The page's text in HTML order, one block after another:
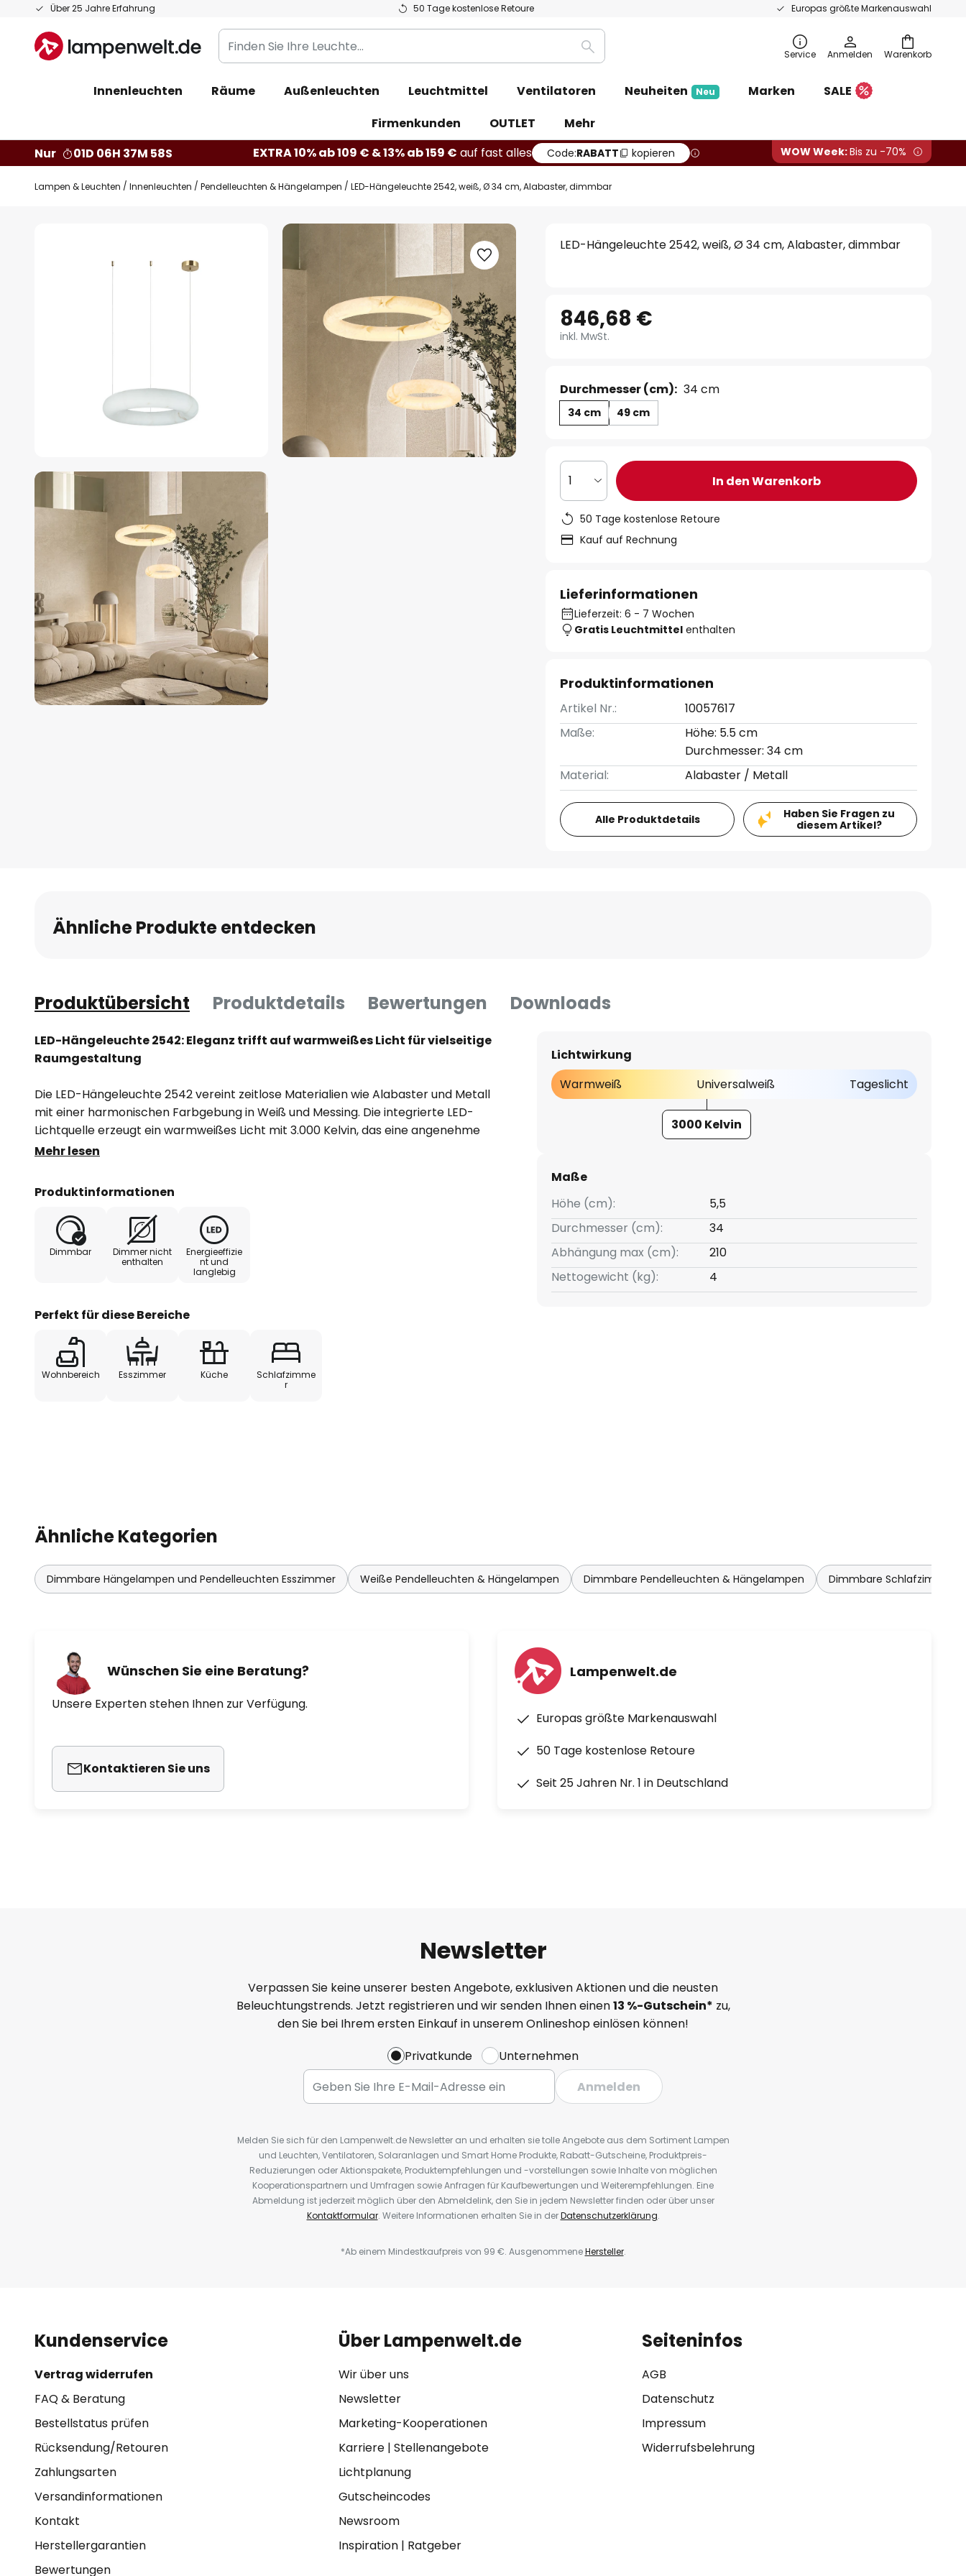
Über 25 Jahre Erfahrung 50 Tage kostenlose Retoure Europas größte Markenauswahl
Zum
springen
Warenkorb
Finden
Sie
Leuchte...
Suche Service Anmelden
Innenleuchten Räume Außenleuchten Leuchtmittel Ventilatoren Neuheiten Neu Marken
SALE
Firmenkunden
OUTLET
Mehr
Nur
01D 06H 37M 57S EXTRA 10% ab 109 € & 13% ab 159 € auf fast alles Code:RABATT kopieren WOW Week:Bis zu -70%
Lampen & Leuchten Innenleuchten Pendelleuchten & Hängelampen LED-Hängeleuchte 2542, weiß, Ø 34 cm, Alabaster, dimmbar
LED-Hängeleuchte 2542, weiß, Ø 34 cm, Alabaster, dimmbar
846,68 €
inkl. MwSt.
Durchmesser (cm): 34 cm
34 cm 49 cm
1 In den Warenkorb
50 Tage kostenlose Retoure
Kauf auf Rechnung
Lieferinformationen
Lieferzeit: 6 - 7 Wochen
Gratis Leuchtmittel enthalten
Produktinformationen
Artikel Nr.:
10057617
Maße:
Höhe: 5.5 cm
Durchmesser: 34 cm
Material:
Alabaster / Metall
Alle Produktdetails
Haben Sie Fragen zu
diesem Artikel?
Ähnliche Produkte entdecken
Produktübersicht Produktdetails Bewertungen Downloads
LED-Hängeleuchte 2542: Eleganz trifft auf warmweißes Licht für vielseitige
Raumgestaltung
Die LED-Hängeleuchte 2542 vereint zeitlose Materialien wie Alabaster und Metall
mit einer harmonischen Farbgebung in Weiß und Messing. Die integrierte LED-
Lichtquelle erzeugt ein warmweißes Licht mit 3.000 Kelvin, das eine angenehme
Atmosphäre schafft. Dank einer exzellenten Farbwiedergabe von 90 Ra werden
Wohnräume wie Wohnzimmer, Esszimmer, Küche oder Schlafzimmer geeignet und
Die dimmbare Funktionalität, die über einen externen Dimmer gesteuert werden
kann, ermöglicht eine flexible Anpassung der Lichtintensität an verschiedene
Bedürfnisse. Ob für entspannte Abende oder produktive Momente – die LED-
stilvollem Design.
Mehr lesen
Produktinformationen
Dimmbar
Dimmer nicht
enthalten
Energieeffizie
nt und
langlebig
Perfekt für diese Bereiche
Wohnbereich Esszimmer Küche
Schlafzimme
r
Lichtwirkung
Warmweiß
Universalweiß Tageslicht
3000 Kelvin
Maße
Höhe (cm):
5,5
Durchmesser (cm):
34
Abhängung max (cm):
210
Nettogewicht (kg):
4
Ähnliche Kategorien
Dimmbare Hängelampen und Pendelleuchten Esszimmer Weiße Pendelleuchten & Hängelampen Dimmbare Pendelleuchten & Hängelampen Dimmbare Schlafzimmer
Wünschen Sie eine Beratung?
Unsere Experten stehen Ihnen zur Verfügung.
Kontaktieren Sie uns
Lampenwelt.de
Europas größte Markenauswahl
50 Tage kostenlose Retoure
Seit 25 Jahren Nr. 1 in Deutschland
Newsletter
Verpassen Sie keine unserer besten Angebote, exklusiven Aktionen und die neusten
Beleuchtungstrends. Jetzt registrieren und wir senden Ihnen einen13 %-Gutschein* zu,
den Sie bei Ihrem ersten Einkauf in unserem Onlineshop einlösen können!
Privatkunde
Unternehmen
Anmelden
Melden Sie sich für den Lampenwelt.de Newsletter an und erhalten sie tolle Angebote aus dem Sortiment Lampen
und Leuchten, Ventilatoren, Solaranlagen und Smart Home Produkte, Rabatt-Gutscheine, Produktpreis-
Reduzierungen oder Aktionspakete, Produktempfehlungen und -vorstellungen sowie Inhalte von möglichen
Kooperationspartnern und Umfragen sowie Anfragen für Kaufbewertungen und Weiterempfehlungen. Eine
Abmeldung ist jederzeit möglich über den Abmeldelink, den Sie in jedem Newsletter finden oder über unser
Kontaktformular. Weitere Informationen erhalten Sie in derDatenschutzerklärung.
*Ab einem Mindestkaufpreis von 99 €. AusgenommeneHersteller.
Kundenservice
Vertrag widerrufen
FAQ & Beratung
Bestellstatus prüfen
Rücksendung/Retouren
Zahlungsarten
Versandinformationen
Kontakt
Herstellergarantien
Bewertungen
Über Lampenwelt.de
Wir über uns
Newsletter
Marketing-Kooperationen
Karriere| Stellenangebote
Lichtplanung
Gutscheincodes
Newsroom
Inspiration| Ratgeber
Seiteninfos
AGB
Datenschutz
Impressum
Widerrufsbelehrung